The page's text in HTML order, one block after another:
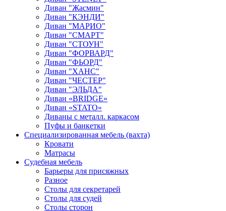
Диван "Жасмин"
Диван "КЭНДИ"
Диван "МАРИО"
Диван "СМАРТ"
Диван "СТОУН"
Диван "ФОРВАРД"
Диван "ФЬОРД"
Диван "ХАНС"
Диван "ЧЕСТЕР"
Диван "ЭЛЬДА"
Диван «BRIDGE»
Диван «STATO»
Диваны с металл. каркасом
Пуфы и банкетки
Специализированная мебель (вахта)
Кровати
Матрасы
Судебная мебель
Барьеры для присяжных
Разное
Столы для секретарей
Столы для судей
Столы сторон